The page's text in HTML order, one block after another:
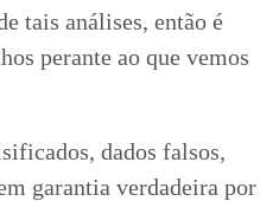
tais análises, então é
perante ao que vemos
dados falsos,
garantia verdadeira por